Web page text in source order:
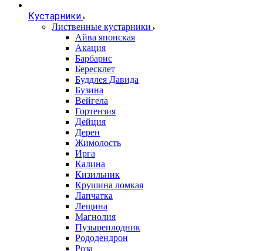
Кустарники
Лиственные кустарники
Айва японская
Акация
Барбарис
Бересклет
Буддлея Давида
Бузина
Вейгела
Гортензия
Дейция
Дерен
Жимолость
Ирга
Калина
Кизильник
Крушина ломкая
Лапчатка
Лещина
Магнолия
Пузыреплодник
Рододендрон
Роза